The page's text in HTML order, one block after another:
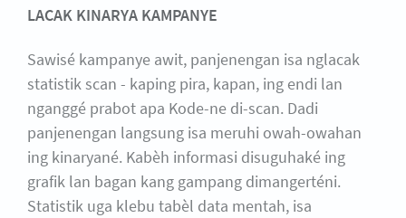
LACAK KINARYA KAMPANYE
Sawisé kampanye awit, panjenengan isa nglacak
statistik scan - kaping pira, kapan, ing endi lan
nganggé prabot apa Kode-ne di-scan. Dadi
panjenengan langsung isa meruhi owah-owahan
ing kinaryané. Kabèh informasi disuguhaké ing
grafik lan bagan kang gampang dimangerténi.
Statistik uga klebu tabèl data mentah, isa